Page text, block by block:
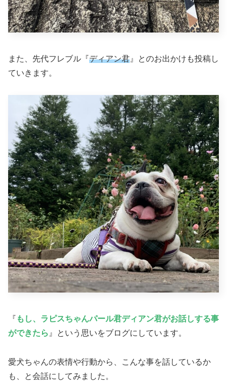
また、先代フレブル『ディアン君 』とのお出かけも投稿し
ていきます。
『 もし、ラピスちゃんパール君ディアン君がお話しする事
ができたら 』という思いをブログにしています。
愛犬ちゃんの表情や行動から、こんな事を話しているか
も、と会話にしてみました。